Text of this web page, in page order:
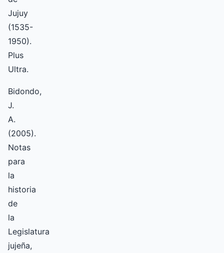
Jujuy
(1535-
1950).
Plus
Ultra.
Bidondo,
J.
A.
(2005).
Notas
para
la
historia
de
la
Legislatura
jujeña,